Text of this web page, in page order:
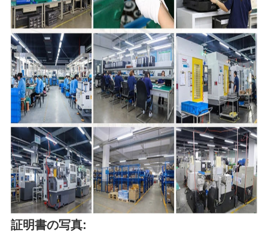
証明書の写真: